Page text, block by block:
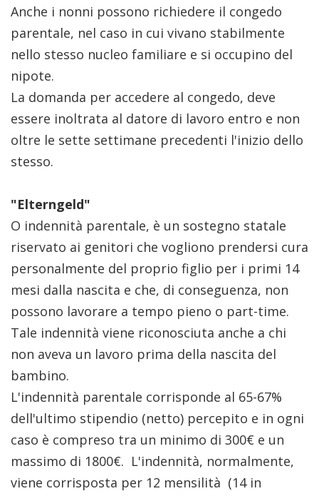
Anche i nonni possono richiedere il congedo
parentale, nel caso in cui vivano stabilmente
nello stesso nucleo familiare e si occupino del
nipote.
La domanda per accedere al congedo, deve
essere inoltrata al datore di lavoro entro e non
oltre le sette settimane precedenti l'inizio dello
stesso.
"Elterngeld"
O indennità parentale, è un sostegno statale
riservato ai genitori che vogliono prendersi cura
personalmente del proprio figlio per i primi 14
mesi dalla nascita e che, di conseguenza, non
possono lavorare a tempo pieno o part-time.
Tale indennità viene riconosciuta anche a chi
non aveva un lavoro prima della nascita del
bambino.
L'indennità parentale corrisponde al 65-67%
dell'ultimo stipendio (netto) percepito e in ogni
caso è compreso tra un minimo di 300€ e un
massimo di 1800€. L'indennità, normalmente,
viene corrisposta per 12 mensilità (14 in